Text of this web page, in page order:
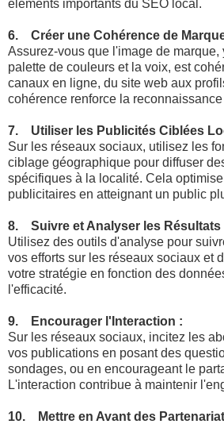
éléments importants du SEO local.
6. Créer une Cohérence de
Assurez-vous que l'image de marque,
palette de couleurs et la voix, est
canaux en ligne, du site web aux
cohérence renforce la
7. Utiliser les Publicités Ciblées
Sur les réseaux sociaux, utilisez les
ciblage géographique pour diffuser
spécifiques à la localité. Cela
publicitaires en atteignant un public
8. Suivre et Analyser les Résultats
Utilisez des outils d'analyse pour
vos efforts sur les réseaux sociaux et
votre stratégie en fonction des
l'efficacité.
9. Encourager l'Interaction :
Sur les réseaux sociaux, incitez les
vos publications en posant des
sondages, ou en encourageant le
L'interaction contribue à maintenir
10. Mettre en Avant des